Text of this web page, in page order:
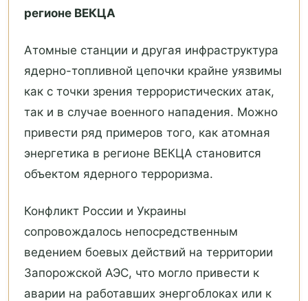
регионе ВЕКЦА
Атомные станции и другая инфраструктура
ядерно-топливной цепочки крайне уязвимы
как с точки зрения террористических атак,
так и в случае военного нападения. Можно
привести ряд примеров того, как атомная
энергетика в регионе ВЕКЦА становится
объектом ядерного терроризма.
Конфликт России и Украины
сопровождалось непосредственным
ведением боевых действий на территории
Запорожской АЭС, что могло привести к
аварии на работавших энергоблоках или к